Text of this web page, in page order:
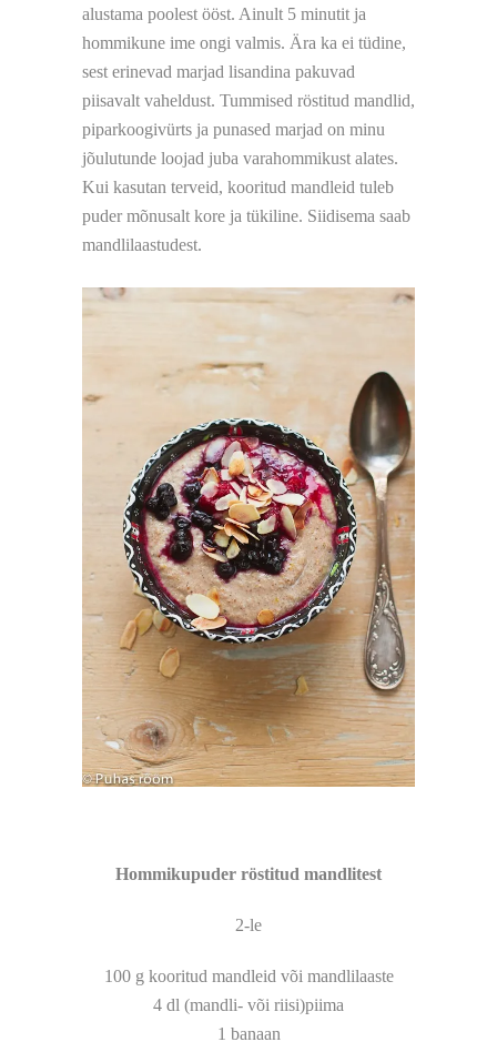
alustama poolest ööst. Ainult 5 minutit ja
hommikune ime ongi valmis. Ära ka ei tüdine,
sest erinevad marjad lisandina pakuvad
piisavalt vaheldust. Tummised röstitud mandlid,
piparkoogivürts ja punased marjad on minu
jõulutunde loojad juba varahommikust alates.
Kui kasutan terveid, kooritud mandleid tuleb
puder mõnusalt kore ja tükiline. Siidisema saab
mandlilaastudest.
Hommikupuder röstitud mandlitest
2-le
100 g kooritud mandleid või mandlilaaste
4 dl (mandli- või riisi)piima
1 banaan